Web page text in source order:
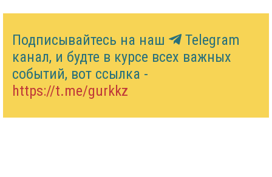
Подписывайтесь на наш
Telegram
канал, и будте в курсе всех важных
событий, вот ссылка -
https://t.me/gurkkz